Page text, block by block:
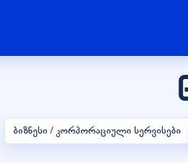
ბიზნესი / კორპორაციული სერვისები